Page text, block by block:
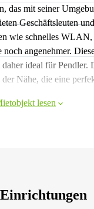
das mit seiner
Geschäftsleuten
wie schnelles WLAN,
noch angenehmer.
ideal für Pendler.
Nähe, die eine
lesen